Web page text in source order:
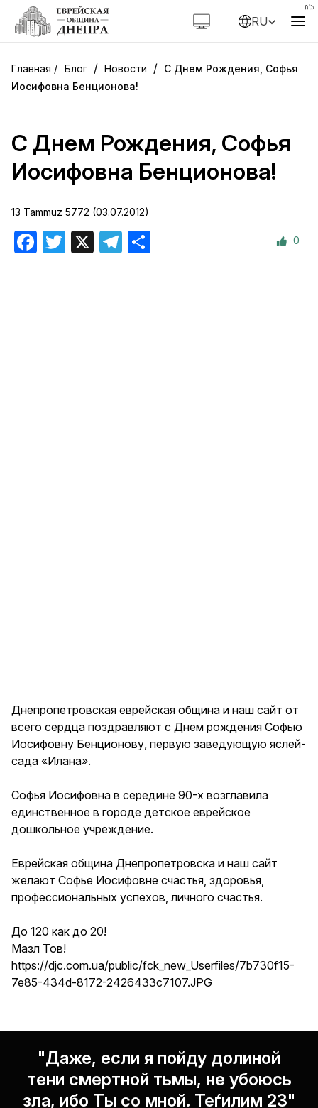
RU
Блог / Новости / С Днем Рождения, Софья
Иосифовна Бенционова!
С Днем Рождения, Софья
Иосифовна Бенционова!
13 Tammuz 5772 (03.07.2012)
Facebook
Twitter Telegram 0
Днепропетровская еврейская община и наш сайт от
всего сердца поздравляют с Днем рождения Софью
Иосифовну Бенционову, первую заведующую яслей-
сада «Илана».
Софья Иосифовна в середине 90-х возглавила
единственное в городе детское еврейское
дошкольное учреждение.
Еврейская община Днепропетровска и наш сайт
желают Софье Иосифовне счастья, здоровья,
профессиональных успехов, личного счастья.
До 120 как до 20!
Мазл Тов!
https://djc.com.ua/public/fck_new_Userfiles/7b730f15-
7e85-434d-8172-2426433c7107.JPG
"Даже, если я пойду долиной
тени смертной тьмы, не убоюсь
зла, ибо Ты со мной. Теѓилим 23"